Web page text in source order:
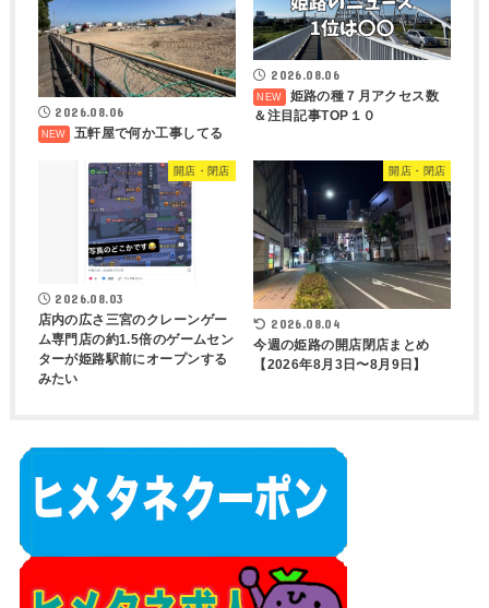
2026.08.06
五軒屋で何か工事してる
2026.08.06
姫路の種７月アクセス数
＆注目記事TOP１０
開店・閉店
2026.08.03
店内の広さ三宮のクレーンゲー
ム専門店の約1.5倍のゲームセン
ターが姫路駅前にオープンする
みたい
開店・閉店
2026.08.04
今週の姫路の開店閉店まとめ
【2026年8月3日〜8月9日】